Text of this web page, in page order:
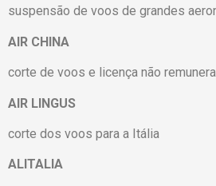
suspensão de voos de grandes
AIR CHINA
corte de voos e licença não
AIR LINGUS
corte dos voos para a Itália
ALITALIA